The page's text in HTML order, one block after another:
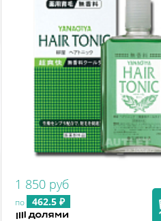
1 850 руб
по 462.5 ₽